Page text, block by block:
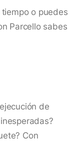
tiempo o puedes
Parcello sabes
de
Con